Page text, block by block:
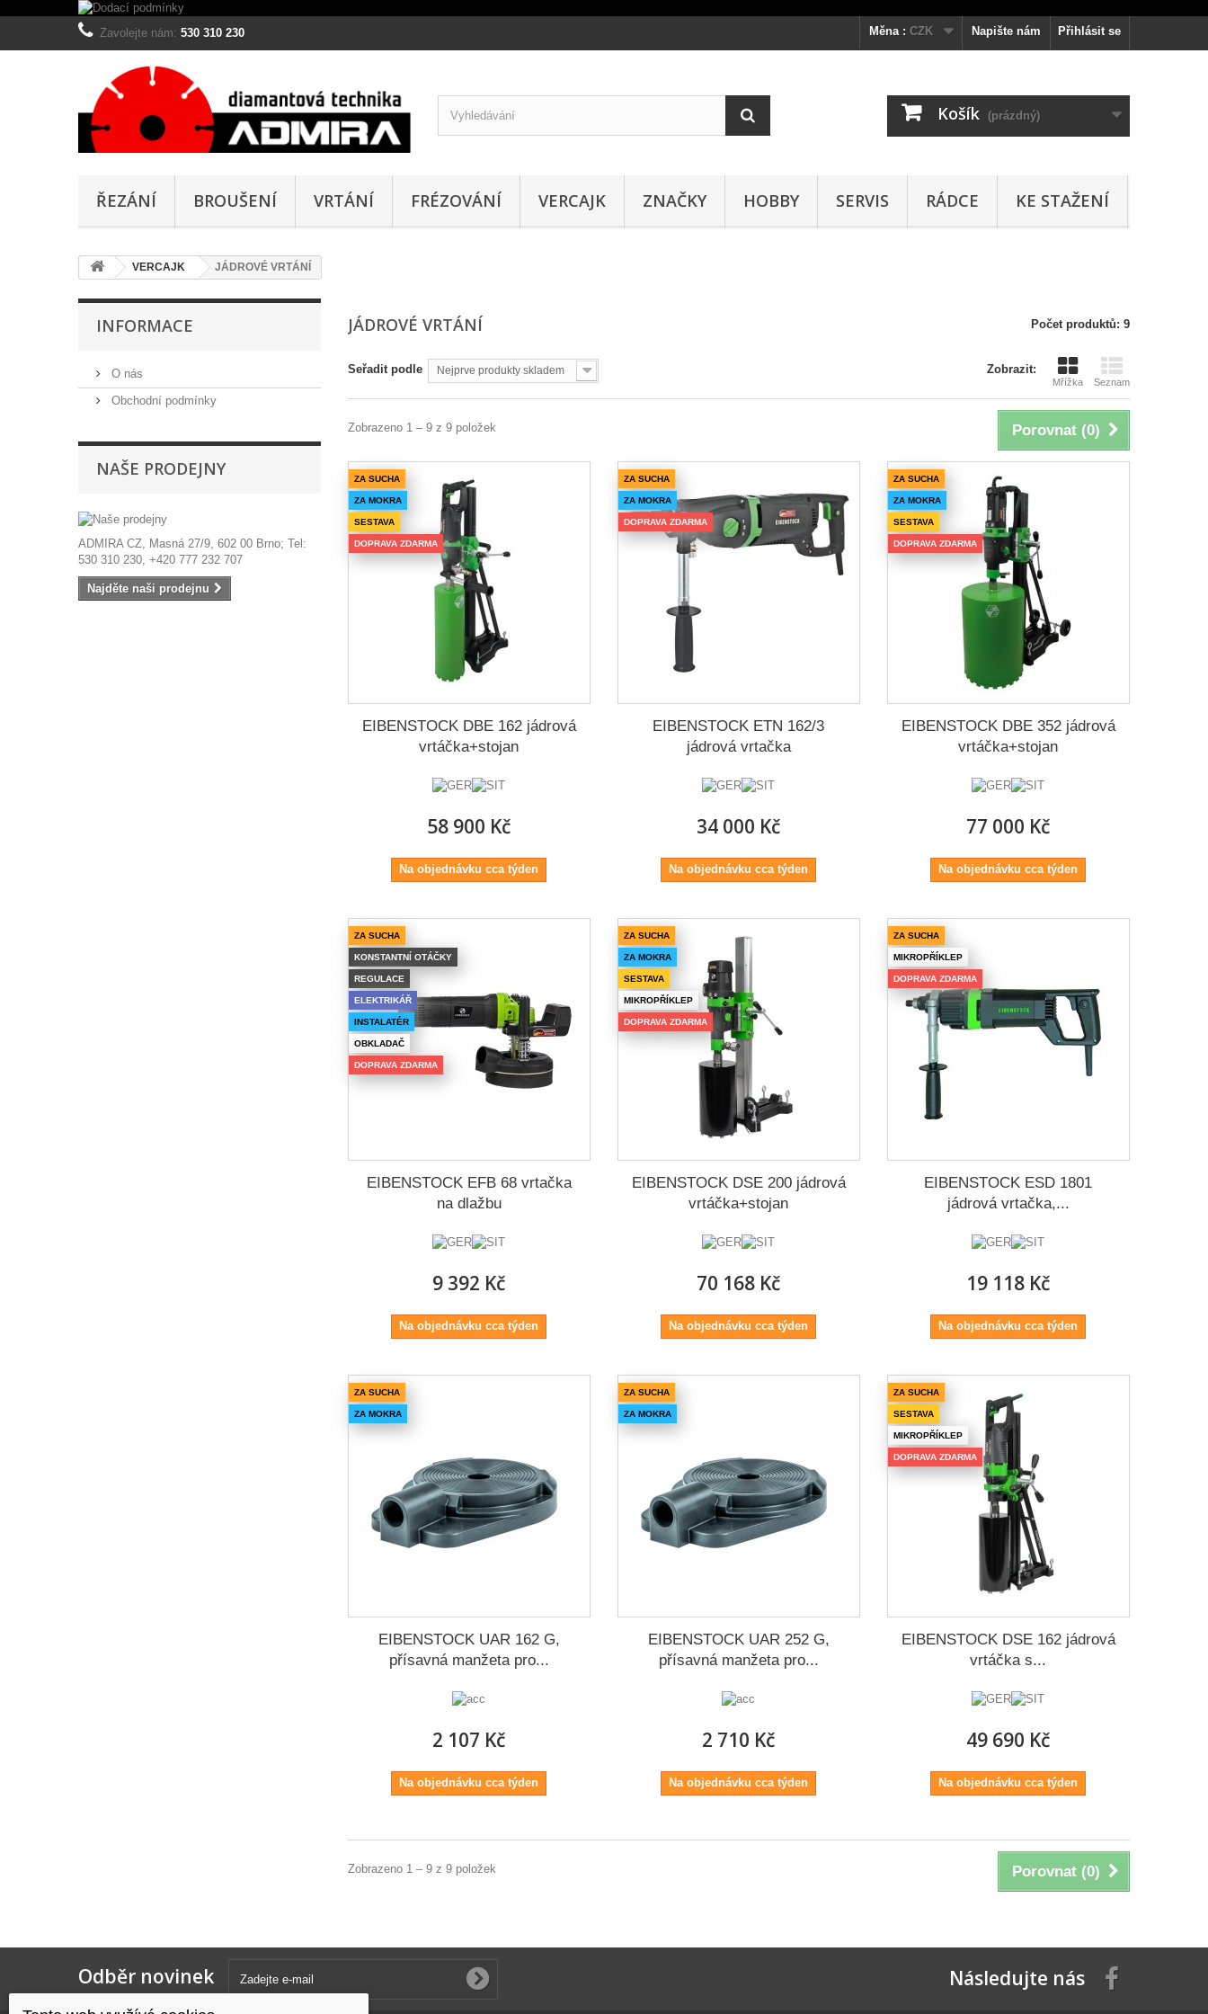
Přihlásit se
Napište nám
Zavolejte nám: 530 310 230 Měna : CZK
Košík (prázdný)
ŘEZÁNÍ BROUŠENÍ VRTÁNÍ FRÉZOVÁNÍ VERCAJK ZNAČKY HOBBY SERVIS RÁDCE KE STAŽENÍ
VERCAJK JÁDROVÉ VRTÁNÍ
INFORMACE
O nás
Obchodní podmínky
NAŠE PRODEJNY
ADMIRA CZ, Masná 27/9, 602 00 Brno; Tel:
530 310 230, +420 777 232 707
Najděte naši prodejnu
JÁDROVÉ VRTÁNÍ Počet produktů: 9
Zobrazit:
Mřížka Seznam
Seřadit podle Nejprve produkty skladem
Porovnat (0)
Zobrazeno 1 – 9 z 9 položek
ZA SUCHA
ZA MOKRA
SESTAVA
DOPRAVA ZDARMA
EIBENSTOCK DBE 162 jádrová
vrtáčka+stojan
58 900 Kč
Na objednávku cca týden
ZA SUCHA
ZA MOKRA
DOPRAVA ZDARMA
EIBENSTOCK ETN 162/3
jádrová vrtačka
34 000 Kč
Na objednávku cca týden
ZA SUCHA
ZA MOKRA
SESTAVA
DOPRAVA ZDARMA
EIBENSTOCK DBE 352 jádrová
vrtáčka+stojan
77 000 Kč
Na objednávku cca týden
ZA SUCHA
KONSTANTNÍ OTÁČKY
REGULACE
ELEKTRIKÁŘ
INSTALATÉR
OBKLADAČ
DOPRAVA ZDARMA
EIBENSTOCK EFB 68 vrtačka
na dlažbu
9 392 Kč
Na objednávku cca týden
ZA SUCHA
ZA MOKRA
SESTAVA
MIKROPŘÍKLEP
DOPRAVA ZDARMA
EIBENSTOCK DSE 200 jádrová
vrtáčka+stojan
70 168 Kč
Na objednávku cca týden
ZA SUCHA
MIKROPŘÍKLEP
DOPRAVA ZDARMA
EIBENSTOCK ESD 1801
jádrová vrtačka,...
19 118 Kč
Na objednávku cca týden
ZA SUCHA
ZA MOKRA
EIBENSTOCK UAR 162 G,
přísavná manžeta pro...
2 107 Kč
Na objednávku cca týden
ZA SUCHA
ZA MOKRA
EIBENSTOCK UAR 252 G,
přísavná manžeta pro...
2 710 Kč
Na objednávku cca týden
ZA SUCHA
SESTAVA
MIKROPŘÍKLEP
DOPRAVA ZDARMA
EIBENSTOCK DSE 162 jádrová
vrtáčka s...
49 690 Kč
Na objednávku cca týden
Porovnat (0)
Zobrazeno 1 – 9 z 9 položek
Odběr novinek Následujte nás